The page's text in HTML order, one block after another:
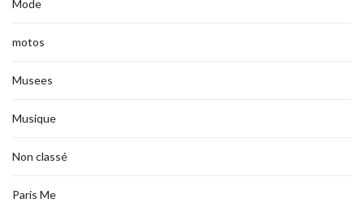
Mode
motos
Musees
Musique
Non classé
Paris Me